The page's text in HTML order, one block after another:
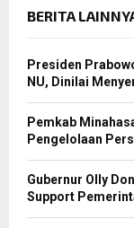
BERITA
Presiden
NU, Dinilai
Pemkab
Pengelolaan
Gubernur Olly
Support